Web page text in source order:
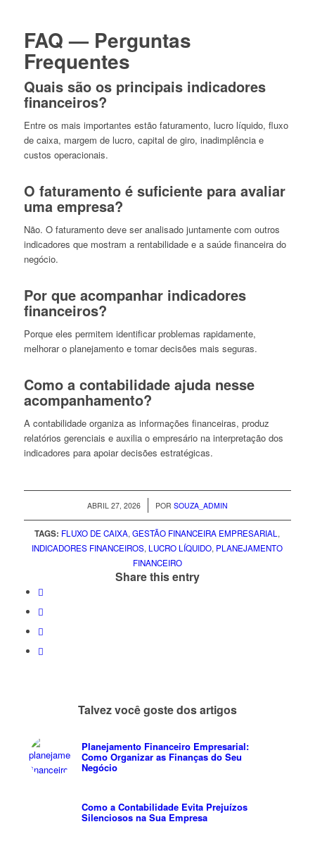
FAQ — Perguntas
Frequentes
Quais são os principais indicadores
financeiros?
Entre os mais importantes estão faturamento, lucro líquido, fluxo
de caixa, margem de lucro, capital de giro, inadimplência e
custos operacionais.
O faturamento é suficiente para avaliar
uma empresa?
Não. O faturamento deve ser analisado juntamente com outros
indicadores que mostram a rentabilidade e a saúde financeira do
negócio.
Por que acompanhar indicadores
financeiros?
Porque eles permitem identificar problemas rapidamente,
melhorar o planejamento e tomar decisões mais seguras.
Como a contabilidade ajuda nesse
acompanhamento?
A contabilidade organiza as informações financeiras, produz
relatórios gerenciais e auxilia o empresário na interpretação dos
indicadores para apoiar decisões estratégicas.
ABRIL 27, 2026
/ POR SOUZA_ADMIN
TAGS: FLUXO DE CAIXA,GESTÃO FINANCEIRA EMPRESARIAL ,
INDICADORES FINANCEIROS, LUCRO LÍQUIDO, PLANEJAMENTO
FINANCEIRO
Share this entry
Talvez você goste dos artigos
Planejamento Financeiro Empresarial:
Como Organizar as Finanças do Seu
Negócio
Como a Contabilidade Evita Prejuízos
Silenciosos na Sua Empresa